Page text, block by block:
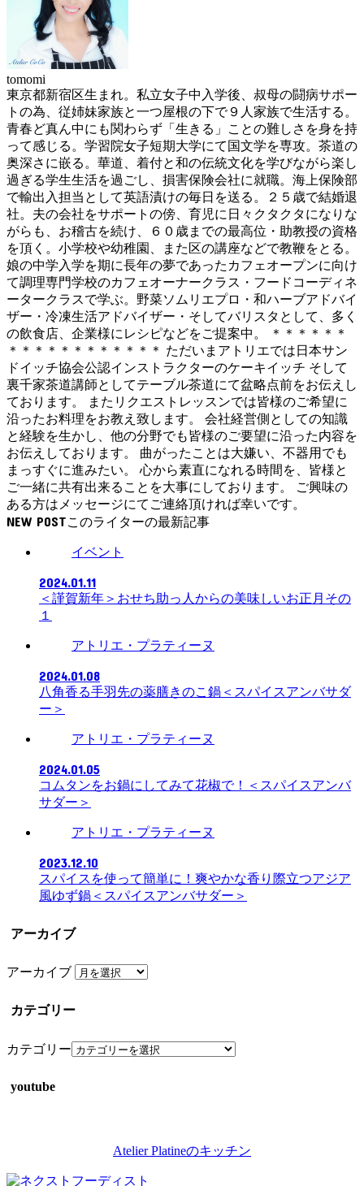
tomomi
東京都新宿区生まれ。私立女子中入学後、叔母の闘病サポー
トの為、従姉妹家族と一つ屋根の下で９人家族で生活する。
青春ど真ん中にも関わらず「生きる」ことの難しさを身を持
って感じる。学習院女子短期大学にて国文学を専攻。茶道の
奥深さに嵌る。華道、着付と和の伝統文化を学びながら楽し
過ぎる学生生活を過ごし、損害保険会社に就職。海上保険部
で輸出入担当として英語漬けの毎日を送る。２５歳で結婚退
社。夫の会社をサポートの傍、育児に日々クタクタになりな
がらも、お稽古を続け、６０歳までの最高位・助教授の資格
を頂く。小学校や幼稚園、また区の講座などで教鞭をとる。
娘の中学入学を期に長年の夢であったカフェオープンに向け
て調理専門学校のカフェオーナークラス・フードコーディネ
ータークラスで学ぶ。野菜ソムリエプロ・和ハーブアドバイ
ザー・冷凍生活アドバイザー・そしてバリスタとして、多く
の飲食店、企業様にレシピなどをご提案中。 ＊＊＊＊＊＊
＊＊＊＊＊＊＊＊＊＊＊＊ ただいまアトリエでは日本サン
ドイッチ協会公認インストラクターのケーキイッチ そして
裏千家茶道講師としてテーブル茶道にて盆略点前をお伝えし
ております。 またリクエストレッスンでは皆様のご希望に
沿ったお料理をお教え致します。 会社経営側としての知識
と経験を生かし、他の分野でも皆様のご要望に沿った内容を
お伝えしております。 曲がったことは大嫌い、不器用でも
まっすぐに進みたい。 心から素直になれる時間を、皆様と
ご一緒に共有出来ることを大事にしております。 ご興味の
ある方はメッセージにてご連絡頂ければ幸いです。
NEW POST
イベント
2024.01.11
＜謹賀新年＞おせち助っ人からの美味しいお正月その
１
アトリエ・プラティーヌ
2024.01.08
八角香る手羽先の薬膳きのこ鍋＜スパイスアンバサダ
ー＞
アトリエ・プラティーヌ
2024.01.05
コムタンをお鍋にしてみて花椒で！＜スパイスアンバ
サダー＞
アトリエ・プラティーヌ
2023.12.10
スパイスを使って簡単に！爽やかな香り際立つアジア
風ゆず鍋＜スパイスアンバサダー＞
アーカイブ
アーカイブ
カテゴリー
カテゴリー
youtube
Atelier Platineのキッチン